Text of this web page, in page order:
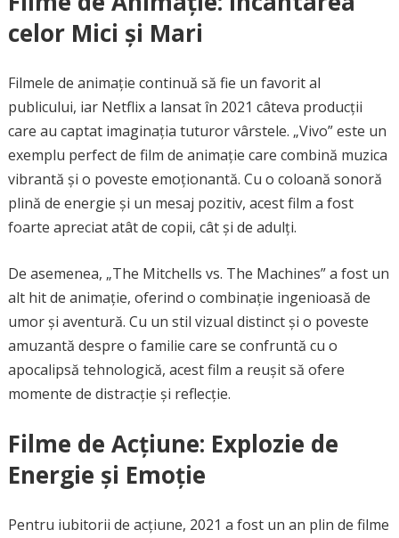
celor Mici și Mari
Filmele de animație continuă să fie un favorit al
publicului, iar Netflix a lansat în 2021 câteva producții
care au captat imaginația tuturor vârstele. „Vivo” este un
exemplu perfect de film de animație care combină muzica
vibrantă și o poveste emoționantă. Cu o coloană sonoră
plină de energie și un mesaj pozitiv, acest film a fost
foarte apreciat atât de copii, cât și de adulți.
De asemenea, „The Mitchells vs. The Machines” a fost un
alt hit de animație, oferind o combinație ingenioasă de
umor și aventură. Cu un stil vizual distinct și o poveste
amuzantă despre o familie care se confruntă cu o
apocalipsă tehnologică, acest film a reușit să ofere
momente de distracție și reflecție.
Filme de Acțiune: Explozie de
Energie și Emoție
Pentru iubitorii de acțiune, 2021 a fost un an plin de filme